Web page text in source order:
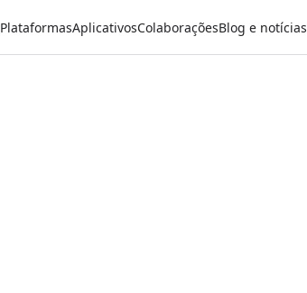
PlataformasAplicativosColaboraçõesBlog e notícias